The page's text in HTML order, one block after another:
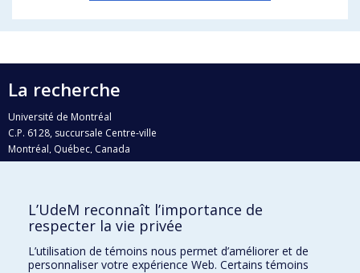
La recherche
Université de Montréal
C.P. 6128, succursale Centre-ville
Montréal, Québec, Canada
H3C 3J7
Qui fait quoi?
Nous trouver
L’UdeM reconnaît l’importance de
respecter la vie privée
L’utilisation de témoins nous permet d’améliorer et de
personnaliser votre expérience Web. Certains témoins